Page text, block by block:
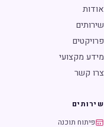
אודות
שירותים
פרויקטים
מידע מקצועי
צרו קשר
שירותים
פיתוח תוכנה